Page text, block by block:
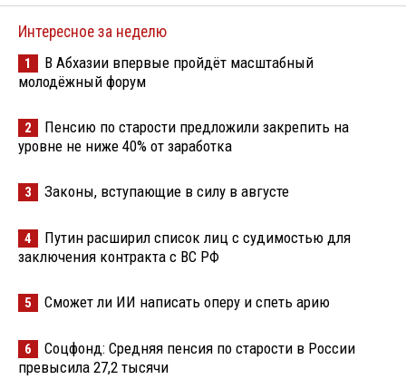
Интересное за неделю
1
В Абхазии впервые пройдёт масштабный
молодёжный форум
2
Пенсию по старости предложили закрепить на
уровне не ниже 40% от заработка
3 Законы, вступающие в силу в августе
4
Путин расширил список лиц с судимостью для
заключения контракта с ВС РФ
5 Сможет ли ИИ написать оперу и спеть арию
6
Соцфонд: Средняя пенсия по старости в России
превысила 27,2 тысячи